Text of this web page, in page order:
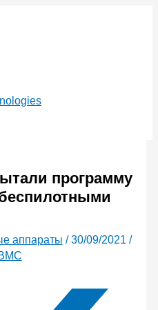
программу
аппараты /30/09/2021 /